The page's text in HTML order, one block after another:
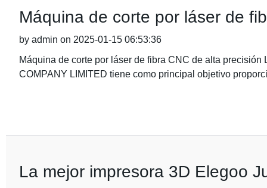
Máquina de corte por láser de
by admin on 2025-01-15 06:53:36
Máquina de corte por láser de fibra CNC de alta
COMPANY LIMITED tiene como principal objetivo
La mejor impresora 3D Elegoo